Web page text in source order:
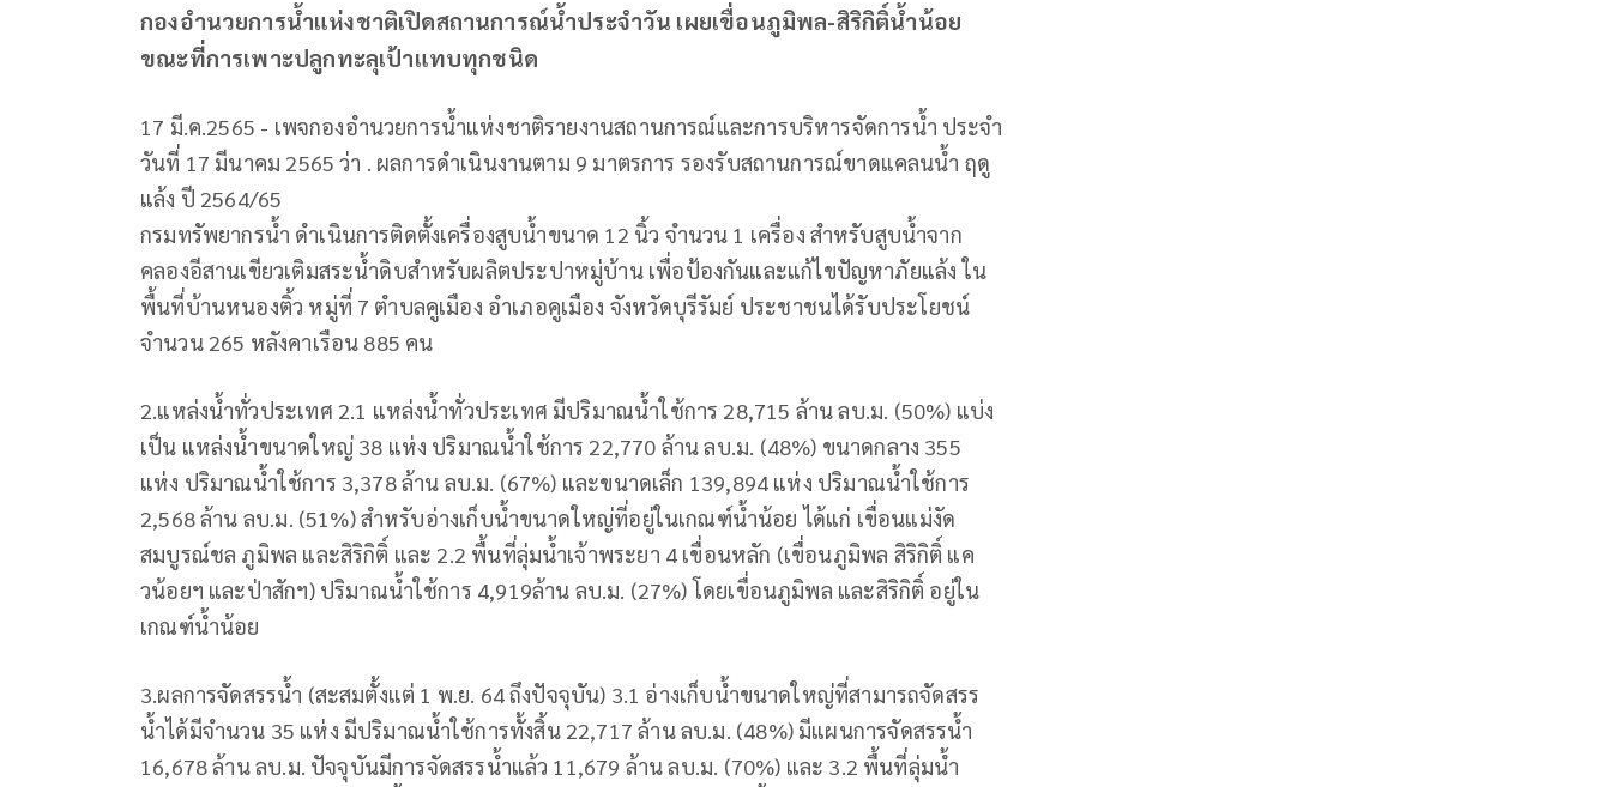
กองอำนวยการน้ำแห่งชาติเปิดสถานการณ์น้ำประจำวัน เผยเขื่อนภูมิพล-สิริกิติ์น้ำน้อย
ขณะที่การเพาะปลูกทะลุเป้าแทบทุกชนิด
17 มี.ค.2565 - เพจกองอำนวยการน้ำแห่งชาติรายงานสถานการณ์และการบริหารจัดการน้ำ ประจำ
วันที่ 17 มีนาคม 2565 ว่า . ผลการดำเนินงานตาม 9 มาตรการ รองรับสถานการณ์ขาดแคลนน้ำ ฤดู
แล้ง ปี 2564/65
กรมทรัพยากรน้ำ ดำเนินการติดตั้งเครื่องสูบน้ำขนาด 12 นิ้ว จำนวน 1 เครื่อง สำหรับสูบน้ำจาก
คลองอีสานเขียวเติมสระน้ำดิบสำหรับผลิตประปาหมู่บ้าน เพื่อป้องกันและแก้ไขปัญหาภัยแล้ง ใน
พื้นที่บ้านหนองติ้ว หมู่ที่ 7 ตำบลคูเมือง อำเภอคูเมือง จังหวัดบุรีรัมย์ ประชาชนได้รับประโยชน์
จำนวน 265 หลังคาเรือน 885 คน
2.แหล่งน้ำทั่วประเทศ 2.1 แหล่งน้ำทั่วประเทศ มีปริมาณน้ำใช้การ 28,715 ล้าน ลบ.ม. (50%) แบ่ง
เป็น แหล่งน้ำขนาดใหญ่ 38 แห่ง ปริมาณน้ำใช้การ 22,770 ล้าน ลบ.ม. (48%) ขนาดกลาง 355
แห่ง ปริมาณน้ำใช้การ 3,378 ล้าน ลบ.ม. (67%) และขนาดเล็ก 139,894 แห่ง ปริมาณน้ำใช้การ
2,568 ล้าน ลบ.ม. (51%) สำหรับอ่างเก็บน้ำขนาดใหญ่ที่อยู่ในเกณฑ์น้ำน้อย ได้แก่ เขื่อนแม่งัด
สมบูรณ์ชล ภูมิพล และสิริกิติ์ และ 2.2 พื้นที่ลุ่มน้ำเจ้าพระยา 4 เขื่อนหลัก (เขื่อนภูมิพล สิริกิติ์ แค
วน้อยฯ และป่าสักฯ) ปริมาณน้ำใช้การ 4,919ล้าน ลบ.ม. (27%) โดยเขื่อนภูมิพล และสิริกิติ์ อยู่ใน
เกณฑ์น้ำน้อย
3.ผลการจัดสรรน้ำ (สะสมตั้งแต่ 1 พ.ย. 64 ถึงปัจจุบัน) 3.1 อ่างเก็บน้ำขนาดใหญ่ที่สามารถจัดสรร
น้ำได้มีจำนวน 35 แห่ง มีปริมาณน้ำใช้การทั้งสิ้น 22,717 ล้าน ลบ.ม. (48%) มีแผนการจัดสรรน้ำ
16,678 ล้าน ลบ.ม. ปัจจุบันมีการจัดสรรน้ำแล้ว 11,679 ล้าน ลบ.ม. (70%) และ 3.2 พื้นที่ลุ่มน้ำ